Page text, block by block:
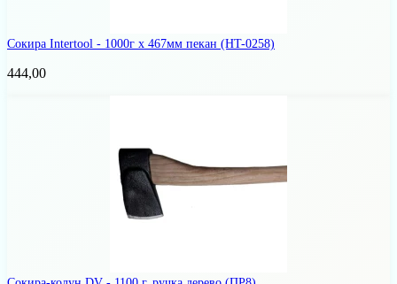
Сокира Intertool - 1000г x 467мм пекан (HT-0258)
444,00